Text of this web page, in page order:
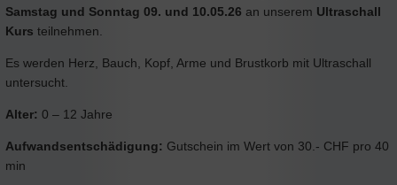
Samstag und Sonntag 09. und 10.05.26 an unserem Ultraschall
Kurs teilnehmen.
Es werden Herz, Bauch, Kopf, Arme und Brustkorb mit Ultraschall
untersucht.
Alter: 0 – 12 Jahre
Aufwandsentschädigung: Gutschein im Wert von 30.- CHF pro 40
min